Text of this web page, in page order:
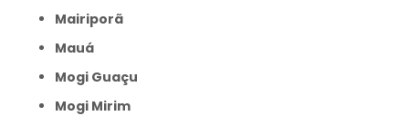
Mairiporã
Mauá
Mogi Guaçu
Mogi Mirim